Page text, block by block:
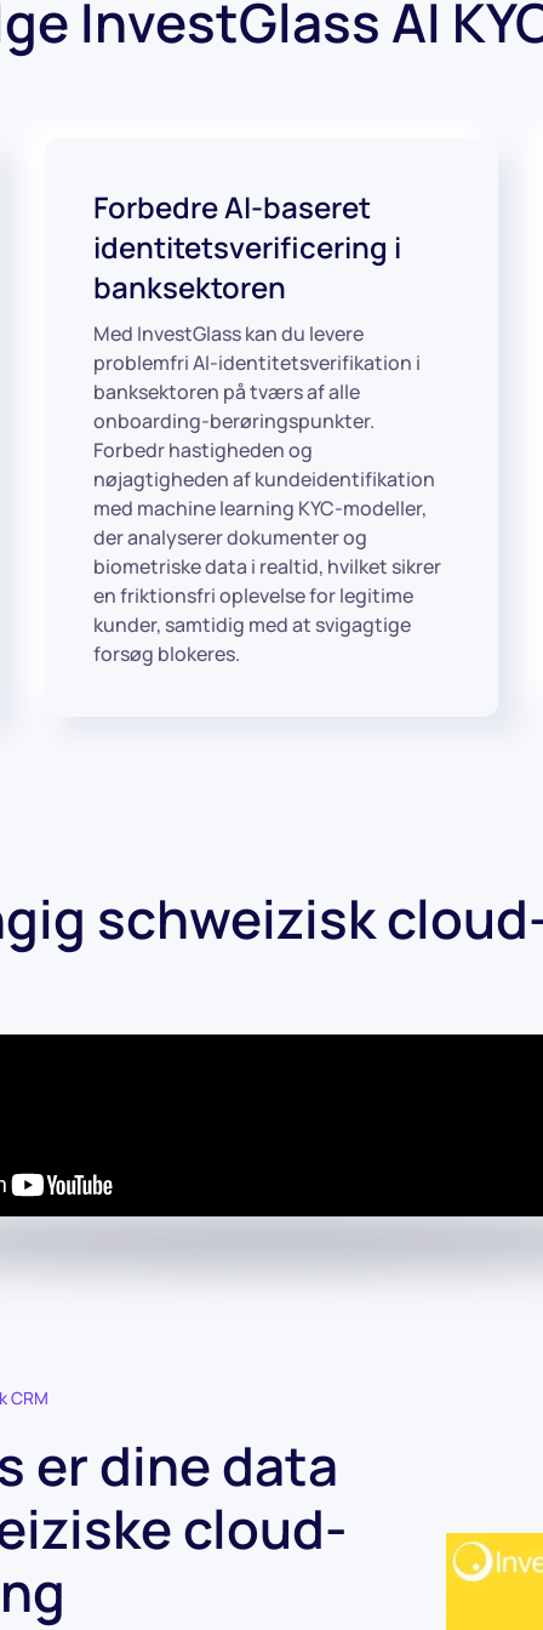
InvestGlass AI
Forbedre AI-baseret
identitetsverificering i
banksektoren
Med InvestGlass kan du levere
problemfri AI-identitetsverifikation i
banksektoren på tværs af alle
onboarding-berøringspunkter.
Forbedr hastigheden og
nøjagtigheden af kundeidentifikation
med machine learning KYC-modeller,
der analyserer dokumenter og
biometriske data i realtid, hvilket sikrer
en friktionsfri oplevelse for legitime
kunder, samtidig med at svigagtige
forsøg blokeres.
schweizisk
CRM
er dine data
cloud-